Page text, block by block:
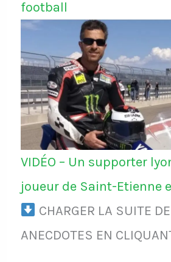
football
VIDÉO – Un supporter
joueur de Saint-Etienne
CHARGER LA SUITE
ANECDOTES EN